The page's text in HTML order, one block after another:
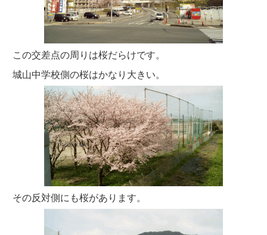
この交差点の周りは桜だらけです。
城山中学校側の桜はかなり大きい。
その反対側にも桜があります。